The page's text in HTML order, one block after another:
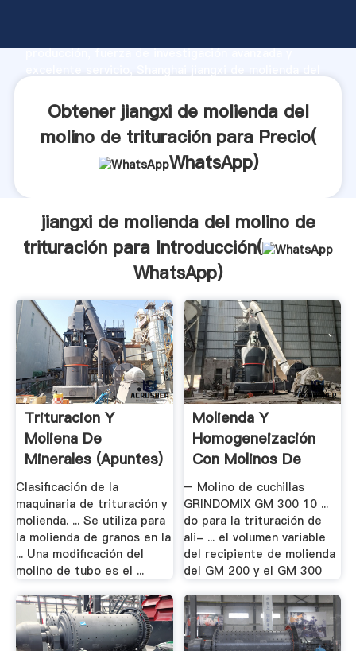
producción, fuerza de investigación avanzada y
aporta valores a todos los clientes.
Obtener jiangxi de molienda del
molino de trituración para Precio(
WhatsApp)
jiangxi de molienda del molino de
trituración para Introducción(
WhatsApp)
Trituracion Y
Moliena De
Minerales (apuntes)
.
Clasificación de la
maquinaria de trituración y
molienda. ... Se utiliza para
la molienda de granos en la
... Una modificación del
molino de tubo es el ...
Molienda Y
Homogeneización
Con Molinos De
Cuchillas
– Molino de cuchillas
GRINDOMIX GM 300 10 ...
do para la trituración de
ali- ... el volumen variable
del recipiente de molienda
del GM 200 y el GM 300